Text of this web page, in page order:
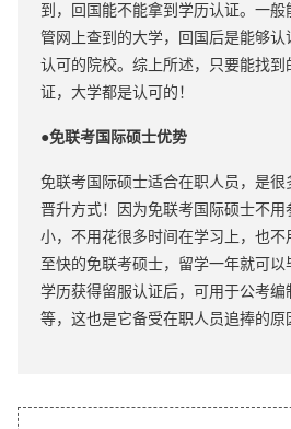
到，回国能不能拿到学历认证。一
管网上查到的大学，回国后是能够
认可的院校。综上所述，只要能找到
证，大学都是认可的！
●免联考国际硕士优势
免联考国际硕士适合在职人员，是
晋升方式！因为免联考国际硕士不用
小，不用花很多时间在学习上，也不
至快的免联考硕士，留学一年就可
学历获得留服认证后，可用于公考
等，这也是它备受在职人员追捧的原